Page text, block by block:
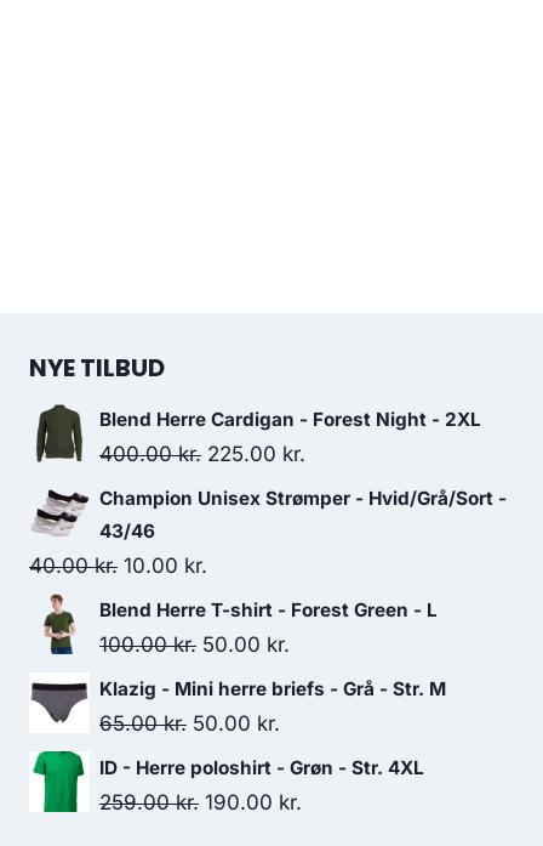
NYE TILBUD
Blend Herre Cardigan - Forest Night - 2XL
400.00kr. Original
price
225.00 kr.
price
Champion Unisex Strømper - Hvid/Grå/Sort -
43/46
40.00kr. Original
price
was:
10.00 kr.
price
is:
Blend Herre T-shirt - Forest Green - L
100.00kr. Original
price
was:
50.00 kr.
price
Klazig - Mini herre briefs - Grå - Str. M
65.00kr. Original
price
was:
50.00 kr.
price
is:
ID - Herre poloshirt - Grøn - Str. 4XL
259.00kr. Original
190.00 kr.